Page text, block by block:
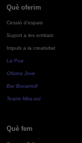
Què oferim
Cessió d'espais
Suport a les entitats
Impuls a la creativitat
La Pua
Oficina Jove
Bar Bocamoll
Teatre Mira-sol
Què fem